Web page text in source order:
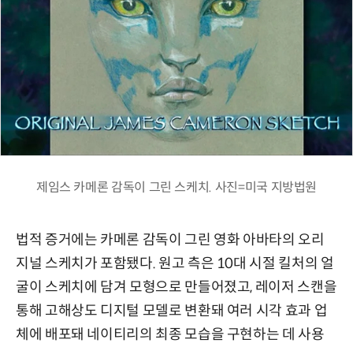
제임스 카메론 감독이 그린 스케치. 사진=미국 지방법원
법적 증거에는 카메론 감독이 그린 영화 아바타의 오리
지널 스케치가 포함됐다. 원고 측은 10대 시절 킬처의 얼
굴이 스케치에 담겨 모형으로 만들어졌고, 레이저 스캔을
통해 고해상도 디지털 모델로 변환돼 여러 시각 효과 업
체에 배포돼 네이티리의 최종 모습을 구현하는 데 사용